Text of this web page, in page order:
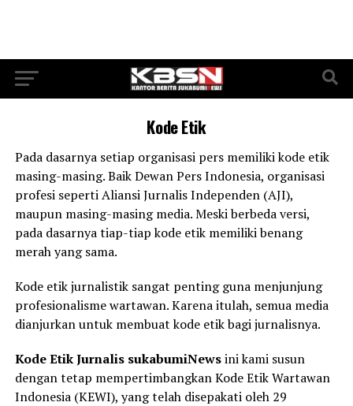
Kode Etik
Pada dasarnya setiap organisasi pers memiliki kode etik
masing-masing. Baik Dewan Pers Indonesia, organisasi
profesi seperti Aliansi Jurnalis Independen (AJI),
maupun masing-masing media. Meski berbeda versi,
pada dasarnya tiap-tiap kode etik memiliki benang
merah yang sama.
Kode etik jurnalistik sangat penting guna menjunjung
profesionalisme wartawan. Karena itulah, semua media
dianjurkan untuk membuat kode etik bagi jurnalisnya.
Kode Etik Jurnalis sukabumiNewsini kami susun
dengan tetap mempertimbangkan Kode Etik Wartawan
Indonesia (KEWI), yang telah disepakati oleh 29